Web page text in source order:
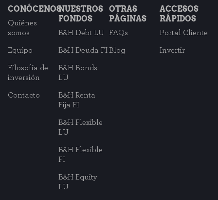
CONÓCENOS
Quiénes
somos
Equipo
Filosofía de
inversión
Contacto
NUESTROS
FONDOS
B&H Debt LU
B&H Deuda FI
B&H Bonds
LU
B&H Renta
Fija FI
B&H Flexible
LU
B&H Flexible
FI
B&H Equity
LU
OTRAS
PÁGINAS
FAQs
Blog
ACCESOS
RÁPIDOS
Portal Cliente
Invertir